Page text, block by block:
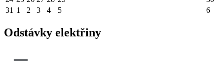
31 1 2 3 4 5 6
Odstávky elektřiny